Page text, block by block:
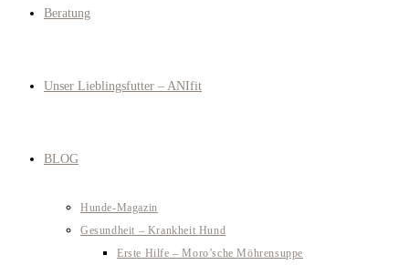
Beratung
Unser Lieblingsfutter – ANIfit
BLOG
Hunde-Magazin
Gesundheit – Krankheit Hund
Erste Hilfe – Moro’sche Möhrensuppe